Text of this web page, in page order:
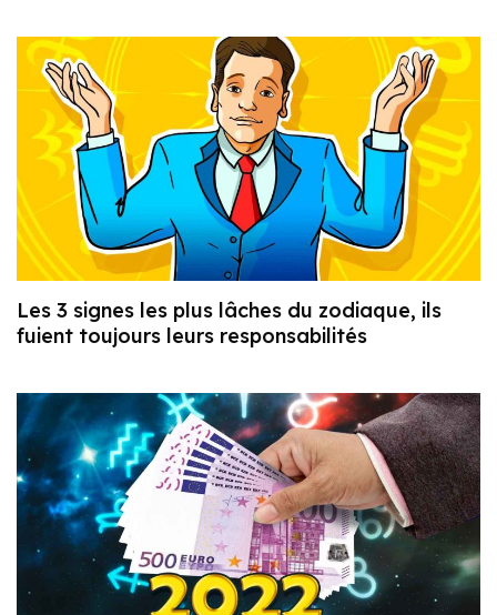
Les 3 signes les plus lâches du zodiaque, ils
fuient toujours leurs responsabilités